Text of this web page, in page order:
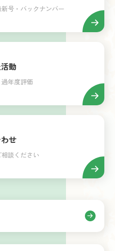
号・バックナンバー
動
年度評価
せ
談ください